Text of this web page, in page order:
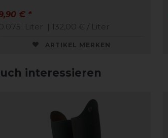
€ *
Liter | 132,00 € / Liter
ARTIKEL MERKEN
interessieren